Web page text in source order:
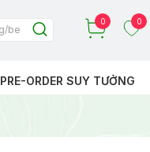
0 0
PRE-ORDER SUY TƯỞNG